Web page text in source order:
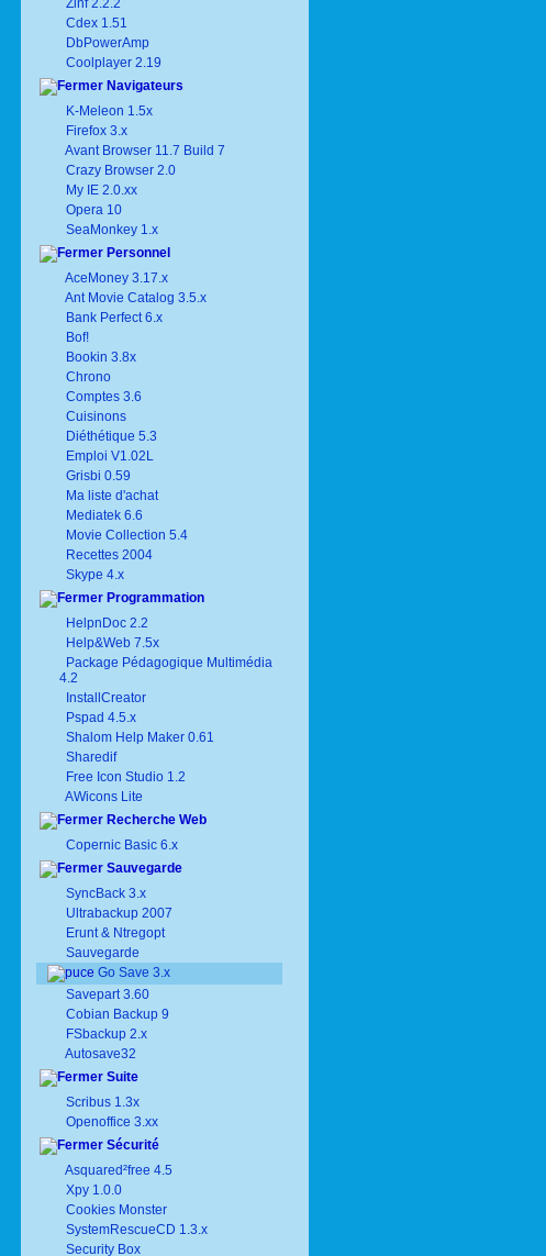
Zinf 2.2.2
Cdex 1.51
DbPowerAmp
Coolplayer 2.19
Navigateurs
K-Meleon 1.5x
Firefox 3.x
Avant Browser 11.7 Build 7
Crazy Browser 2.0
My IE 2.0.xx
Opera 10
SeaMonkey 1.x
Personnel
AceMoney 3.17.x
Ant Movie Catalog 3.5.x
Bank Perfect 6.x
Bof!
Bookin 3.8x
Chrono
Comptes 3.6
Cuisinons
Diéthétique 5.3
Emploi V1.02L
Grisbi 0.59
Ma liste d'achat
Mediatek 6.6
Movie Collection 5.4
Recettes 2004
Skype 4.x
Programmation
HelpnDoc 2.2
Help&Web 7.5x
Package Pédagogique Multimédia
4.2
InstallCreator
Pspad 4.5.x
Shalom Help Maker 0.61
Sharedif
Free Icon Studio 1.2
AWicons Lite
Recherche Web
Copernic Basic 6.x
Sauvegarde
SyncBack 3.x
Ultrabackup 2007
Erunt & Ntregopt
Sauvegarde
Go Save 3.x
Savepart 3.60
Cobian Backup 9
FSbackup 2.x
Autosave32
Suite
Scribus 1.3x
Openoffice 3.xx
Sécurité
Asquared²free 4.5
Xpy 1.0.0
Cookies Monster
SystemRescueCD 1.3.x
Security Box